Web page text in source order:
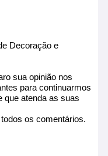
Decoração e
sua opinião nos
para continuarmos
que atenda as suas
os comentários.